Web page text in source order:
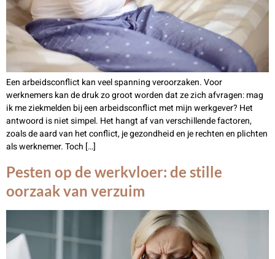
Een arbeidsconflict kan veel spanning veroorzaken. Voor
werknemers kan de druk zo groot worden dat ze zich afvragen: mag
ik me ziekmelden bij een arbeidsconflict met mijn werkgever? Het
antwoord is niet simpel. Het hangt af van verschillende factoren,
zoals de aard van het conflict, je gezondheid en je rechten en plichten
als werknemer. Toch […]
Pesten op de werkvloer: de stille
oorzaak van verzuim